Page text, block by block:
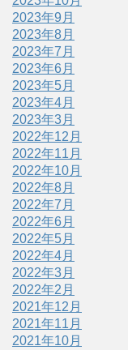
2023年9月
2023年8月
2023年7月
2023年6月
2023年5月
2023年4月
2023年3月
2022年12月
2022年11月
2022年10月
2022年8月
2022年7月
2022年6月
2022年5月
2022年4月
2022年3月
2022年2月
2021年12月
2021年11月
2021年10月